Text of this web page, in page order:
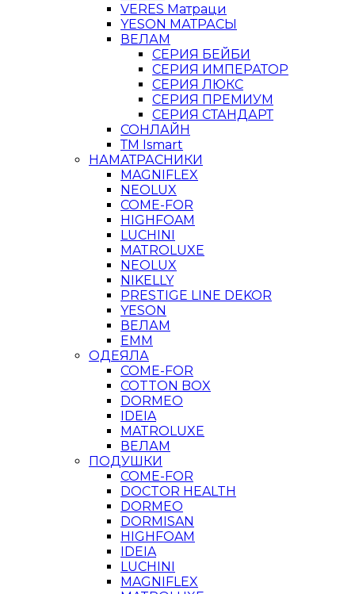
VERES Матраци
YESON МАТРАСЫ
ВЕЛАМ
СЕРИЯ БЕЙБИ
СЕРИЯ ИМПЕРАТОР
СЕРИЯ ЛЮКС
СЕРИЯ ПРЕМИУМ
СЕРИЯ СТАНДАРТ
СОНЛАЙН
ТМ Ismart
НАМАТРАСНИКИ
MAGNIFLEX
NEOLUX
COME-FOR
HIGHFOAM
LUCHINI
MATROLUXE
NEOLUX
NIKELLY
PRESTIGE LINE DEKOR
YESON
ВЕЛАМ
ЕММ
ОДЕЯЛА
COME-FOR
COTTON BOX
DORMEO
IDEIA
MATROLUXE
ВЕЛАМ
ПОДУШКИ
COME-FOR
DOCTOR HEALTH
DORMEO
DORMISAN
HIGHFOAM
IDEIA
LUCHINI
MAGNIFLEX